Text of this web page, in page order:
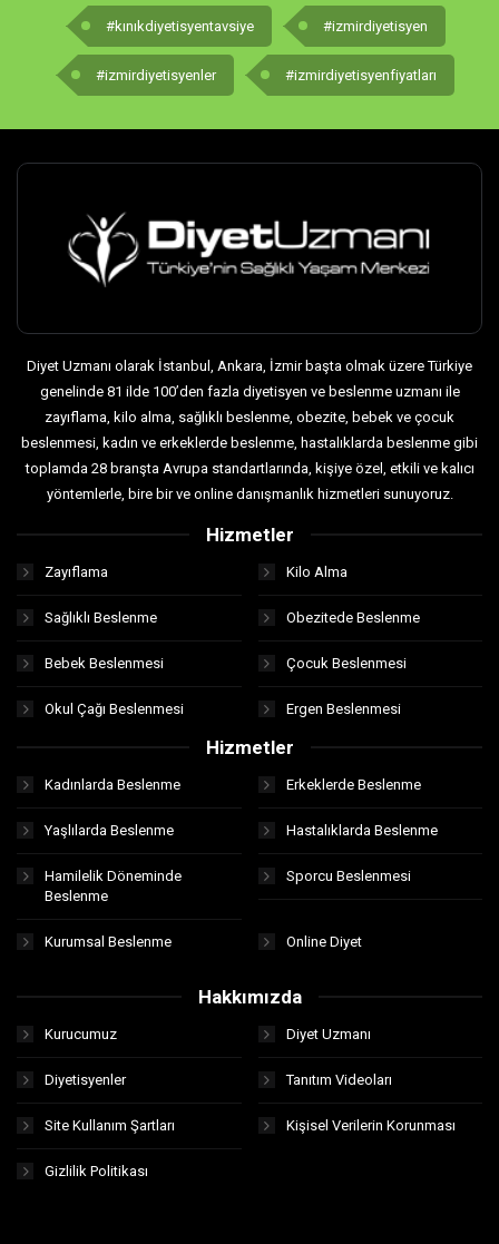
#kınıkdiyetisyentavsiye #izmirdiyetisyen
#izmirdiyetisyenler #izmirdiyetisyenfiyatları
Diyet Uzmanı olarak İstanbul, Ankara, İzmir başta olmak üzere Türkiye
genelinde 81 ilde 100’den fazla diyetisyen ve beslenme uzmanı ile
zayıflama, kilo alma, sağlıklı beslenme, obezite, bebek ve çocuk
beslenmesi, kadın ve erkeklerde beslenme, hastalıklarda beslenme gibi
toplamda 28 branşta Avrupa standartlarında, kişiye özel, etkili ve kalıcı
yöntemlerle, bire bir ve online danışmanlık hizmetleri sunuyoruz.
Hizmetler
Zayıflama Kilo Alma
Sağlıklı Beslenme Obezitede Beslenme
Bebek Beslenmesi Çocuk Beslenmesi
Okul Çağı Beslenmesi Ergen Beslenmesi
Hizmetler
Kadınlarda Beslenme Erkeklerde Beslenme
Yaşlılarda Beslenme Hastalıklarda Beslenme
Hamilelik Döneminde
Beslenme
Sporcu Beslenmesi
Kurumsal Beslenme Online Diyet
Hakkımızda
Kurucumuz Diyet Uzmanı
Diyetisyenler Tanıtım Videoları
Site Kullanım Şartları Kişisel Verilerin Korunması
Gizlilik Politikası